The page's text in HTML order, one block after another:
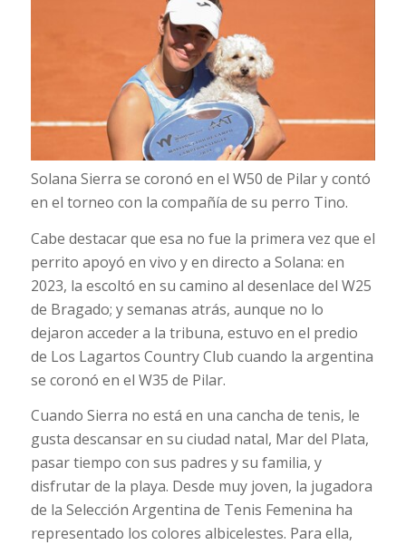
Solana Sierra se coronó en el W50 de Pilar y contó
en el torneo con la compañía de su perro Tino.
Cabe destacar que esa no fue la primera vez que el
perrito apoyó en vivo y en directo a Solana: en
2023, la escoltó en su camino al desenlace del W25
de Bragado; y semanas atrás, aunque no lo
dejaron acceder a la tribuna, estuvo en el predio
de Los Lagartos Country Club cuando la argentina
se coronó en el W35 de Pilar.
Cuando Sierra no está en una cancha de tenis, le
gusta descansar en su ciudad natal, Mar del Plata,
pasar tiempo con sus padres y su familia, y
disfrutar de la playa. Desde muy joven, la jugadora
de la Selección Argentina de Tenis Femenina ha
representado los colores albicelestes. Para ella,